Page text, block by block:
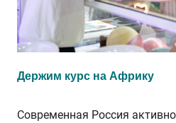
Держим курс на Африку
Современная Россия